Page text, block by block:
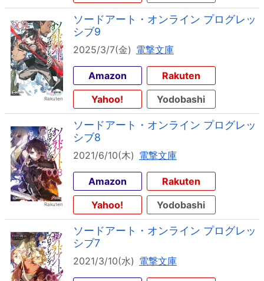
ソードアート・オンライン プログレッ
シブ9
2025/3/7(金) 電撃文庫
Amazon
Rakuten
Yahoo!
Yodobashi
ソードアート・オンライン プログレッ
シブ8
2021/6/10(木) 電撃文庫
Amazon
Rakuten
Yahoo!
Yodobashi
ソードアート・オンライン プログレッ
シブ7
2021/3/10(水) 電撃文庫